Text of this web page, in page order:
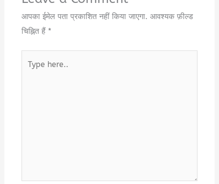
आपका ईमेल पता प्रकाशित नहीं किया जाएगा. आवश्यक फ़ील्ड
चिह्नित हैं *
here..